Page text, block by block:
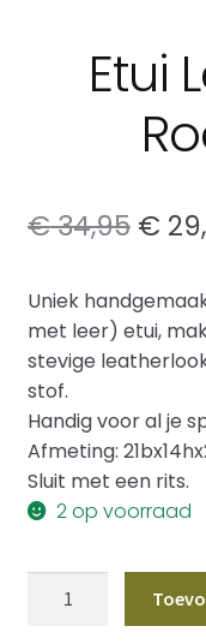
Etui
€34,95
was:
€
€
Uniek
met leer) etui,
stevige
stof.
Handig voor al je
Afmeting:
Sluit met een rits.
2 op voorraad